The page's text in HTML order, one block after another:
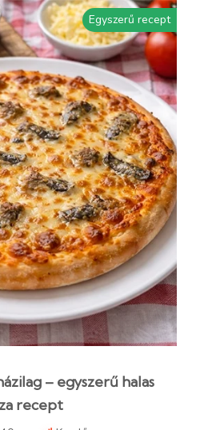
Egyszerű recept
– egyszerű halas
recept